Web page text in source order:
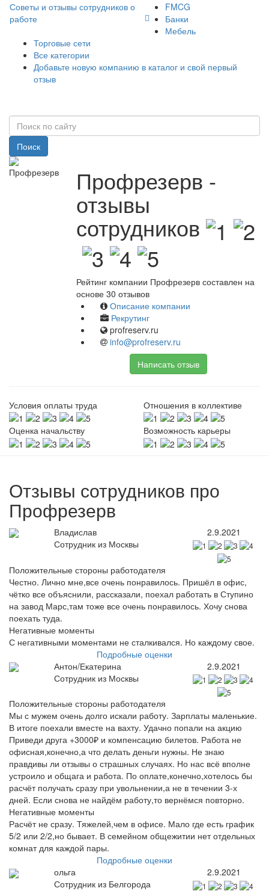
Советы и отзывы сотрудников о
работе
FMCG
Банки
Мебель
Торговые сети
Все категории
Добавьте новую компанию в каталог и свой первый
отзыв
Поиск
Профрезерв -
отзывы
сотрудников
Рейтинг компании Профрезерв составлен на
основе 30 отзывов
Описание компании
Рекрутинг
profreserv.ru
info@profreserv.ru
Написать отзыв
Условия оплаты труда Отношения в коллективе
Оценка начальству Возможность карьеры
Отзывы сотрудников про
Профрезерв
Владислав
Сотрудник из Москвы
2.9.2021
Положительные стороны работодателя
Честно. Лично мне,все очень понравилось. Пришёл в офис,
чётко все объяснили, рассказали, поехал работать в Ступино
на завод Марс,там тоже все очень понравилось. Хочу снова
поехать туда.
Негативные моменты
С негативными моментами не сталкивался. Но каждому свое.
Подробные оценки
Антон/Екатерина
Сотрудник из Москвы
2.9.2021
Положительные стороны работодателя
Мы с мужем очень долго искали работу. Зарплаты маленькие.
В итоге поехали вместе на вахту. Удачно попали на акцию
Приведи друга +3000₽ и компенсацию билетов. Работа не
офисная,конечно,а что делать деньги нужны. Не знаю
правдивы ли отзывы о страшных случаях. Но нас всё вполне
устроило и общага и работа. По оплате,конечно,хотелось бы
расчёт получать сразу при увольнении,а не в течении 3-х
дней. Если снова не найдём работу,то вернёмся повторно.
Негативные моменты
Расчёт не сразу. Тяжелей,чем в офисе. Мало где есть график
5/2 или 2/2,но бывает. В семейном общежитии нет отдельных
комнат для каждой пары.
Подробные оценки
ольга
Сотрудник из Белгорода
2.9.2021